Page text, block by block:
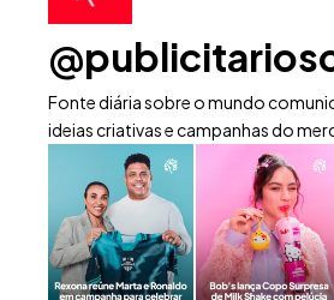
Fonte diária sobre o mundo
ideias criativas e campanhas do